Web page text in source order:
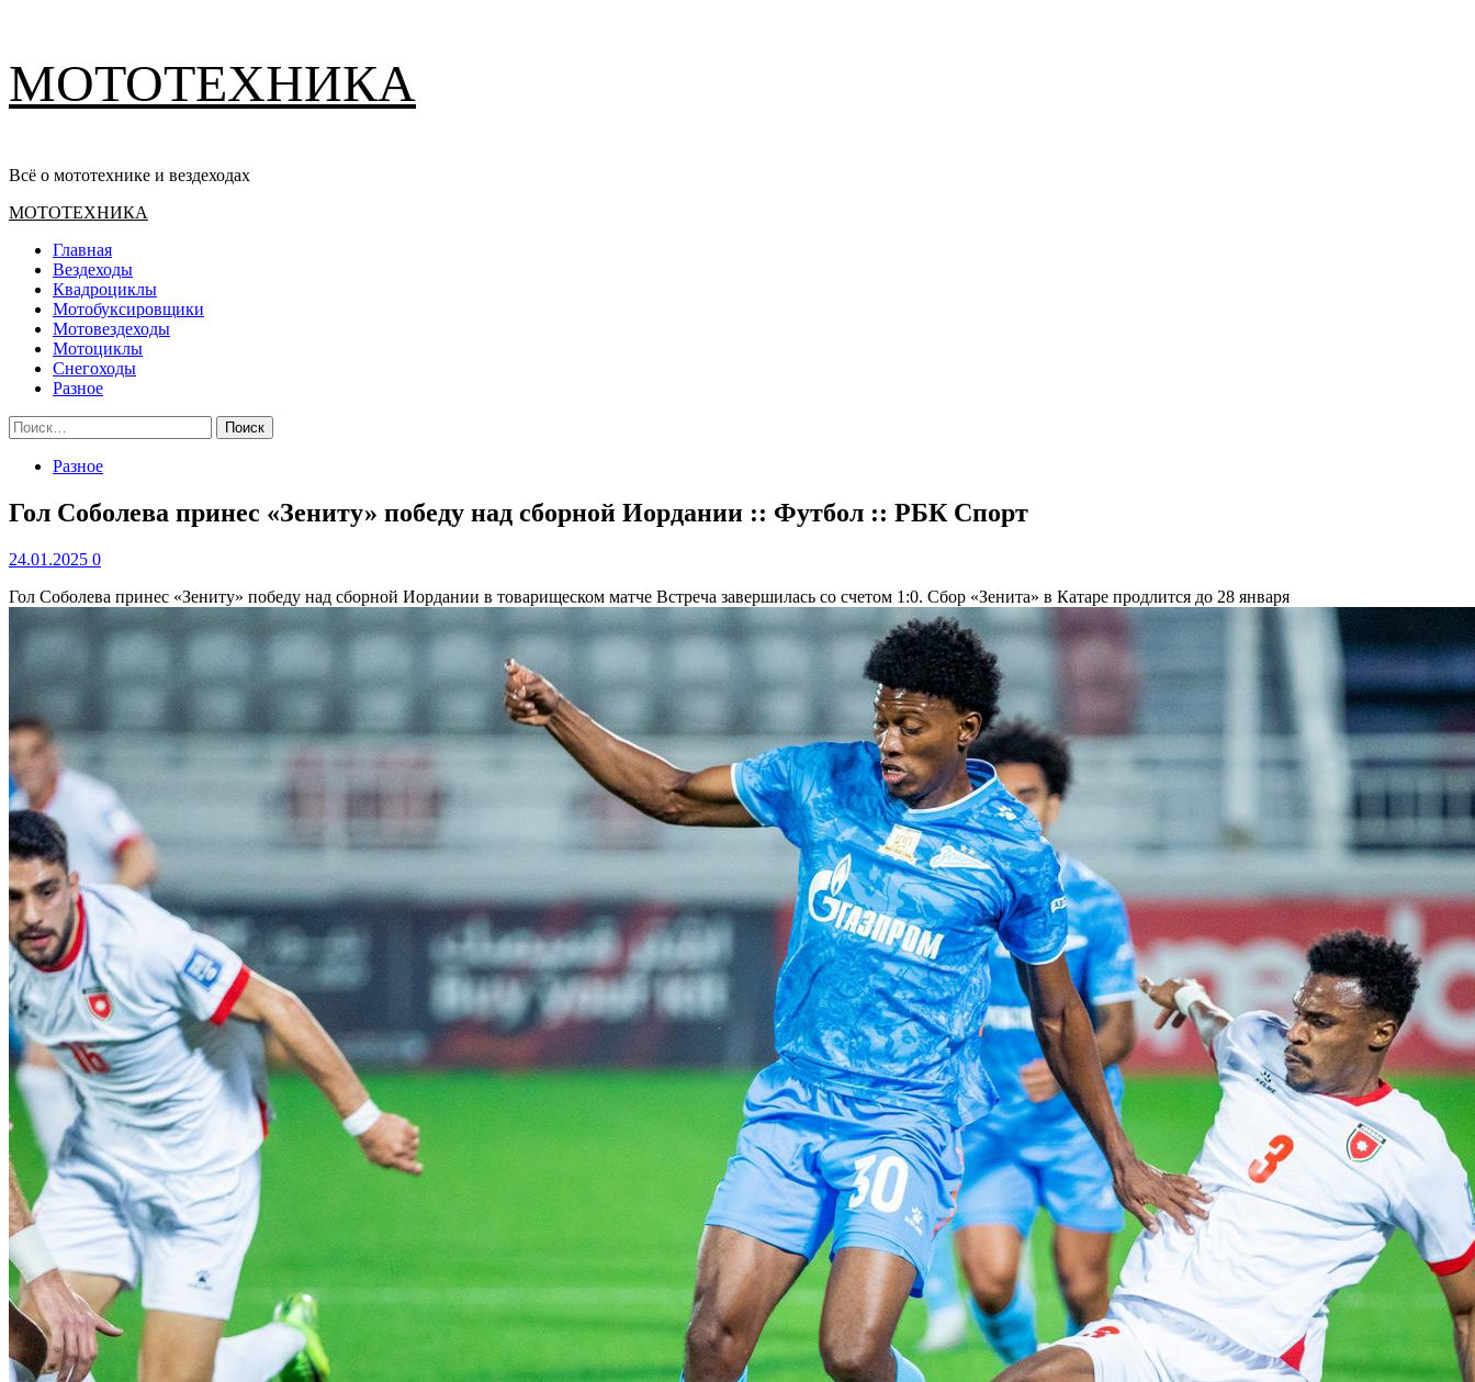
содержимому
МОТОТЕХНИКА
Всё о мототехнике и вездеходах
Основное
МОТОТЕХНИКА
Главная
Вездеходы
Квадроциклы
Мотобуксировщики
Мотовездеходы
Мотоциклы
Снегоходы
Разное
Найти:
Разное
Гол Соболева принес «Зениту» победу над сборной Иордании :: Футбол :: РБК Спорт
24.01.2025 0
Гол Соболева принес «Зениту» победу над сборной Иордании в товарищеском матче Встреча завершилась со счетом 1:0. Сбор «Зенита» в Катаре продлится до 28 января